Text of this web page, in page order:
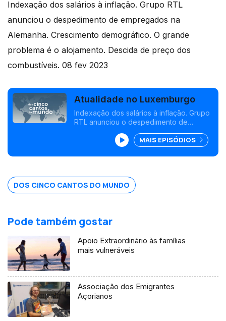
Indexação dos salários à inflação. Grupo RTL
anunciou o despedimento de empregados na
Alemanha. Crescimento demográfico. O grande
problema é o alojamento. Descida de preço dos
combustíveis. 08 fev 2023
Atualidade no Luxemburgo
Indexação dos salários à inflação. Grupo
RTL anunciou o despedimento de
demográfico. O grande problema é o
alojamento. Descida de preço dos
combustíveis.
MAIS EPISÓDIOS
DOS CINCO CANTOS DO MUNDO
Pode também gostar
Apoio Extraordinário às famílias
mais vulneráveis
Associação dos Emigrantes
Açorianos